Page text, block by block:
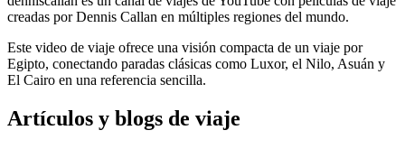
creadas por Dennis Callan en múltiples regiones del mundo.
Este video de viaje ofrece una visión compacta de un viaje por
Egipto, conectando paradas clásicas como Luxor, el Nilo, Asuán y
El Cairo en una referencia sencilla.
Artículos y blogs de viaje